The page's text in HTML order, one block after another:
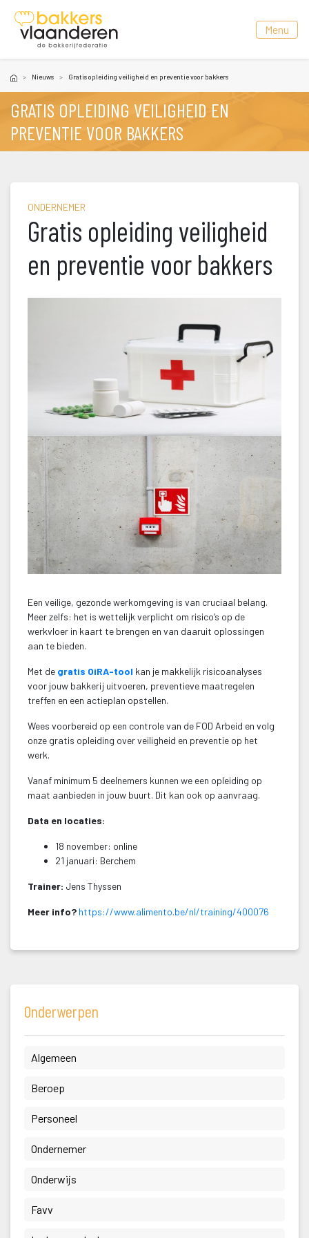
Menu
Nieuw Gratis opleiding veiligheid en preventie voor bakker
GRATIS OPLEIDING VEILIGHEID EN
PREVENTIE VOOR BAKKERS
ONDERNEMER
Gratis opleiding veiligheid
en preventie voor bakker
Een veilige, gezonde werkomgeving is van cruciaal belang.
Meer zelfs: het is wettelijk verplicht om risico’s op de
werkvloer in kaart te brengen en van daaruit oplossingen
aan te bieden.
Met de gratis OiRA-tool kan je makkelijk risicoanalyses
voor jouw bakkerij uitvoeren, preventieve maatregelen
treffen en een actieplan opstellen.
Wees voorbereid op een controle van de FOD Arbeid en volg
onze gratis opleiding over veiligheid en preventie op het
werk.
Vanaf minimum 5 deelnemers kunnen we een opleiding op
maat aanbieden in jouw buurt. Dit kan ook op aanvraag.
Data en locaties:
18 november: online
21 januari: Berchem
Trainer: Jens Thyssen
Meer info? https://www.alimento.be/nl/training/400076
Onderwerpen
Algemeen
Beroep
Personeel
Ondernemer
Onderwijs
Favv